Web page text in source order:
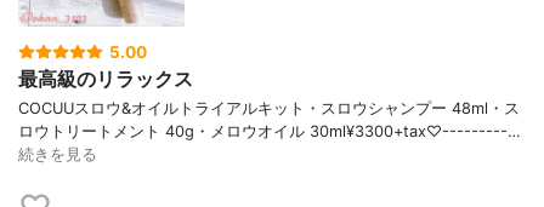
5.00
最高級のリラックス
COCUUスロウ&オイルトライアルキット・スロウシャンプー 48ml・ス
ロウトリートメント 40g・メロウオイル 30ml¥3300+tax♡---------…
続きを見る